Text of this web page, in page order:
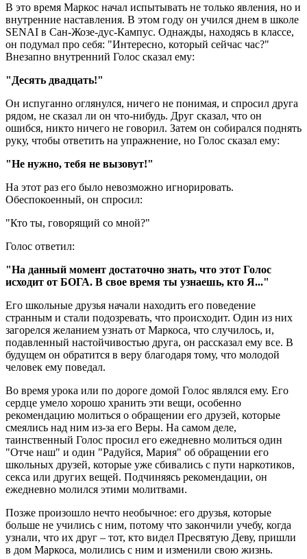
В это время Маркос начал испытывать не только явления, но и
внутренние наставления. В этом году он учился днем в школе
SENAI в Сан-Жозе-дус-Кампус. Однажды, находясь в классе,
он подумал про себя: "Интересно, который сейчас час?"
Внезапно внутренний Голос сказал ему:
"Десять двадцать!"
Он испуганно оглянулся, ничего не понимая, и спросил друга
рядом, не сказал ли он что-нибудь. Друг сказал, что он
ошибся, никто ничего не говорил. Затем он собирался поднять
руку, чтобы ответить на упражнение, но Голос сказал ему:
"Не нужно, тебя не вызовут!"
На этот раз его было невозможно игнорировать.
Обеспокоенный, он спросил:
"Кто ты, говорящий со мной?"
Голос ответил:
"На данный момент достаточно знать, что этот Голос
исходит от БОГА. В свое время ты узнаешь, кто Я..."
Его школьные друзья начали находить его поведение
странным и стали подозревать, что происходит. Один из них
загорелся желанием узнать от Маркоса, что случилось, и,
подавленный настойчивостью друга, он рассказал ему все. В
будущем он обратится в веру благодаря тому, что молодой
человек ему поведал.
Во время урока или по дороге домой Голос являлся ему. Его
сердце умело хорошо хранить эти вещи, особенно
рекомендацию молиться о обращении его друзей, которые
смеялись над ним из-за его Веры. На самом деле,
таинственный Голос просил его ежедневно молиться один
"Отче наш" и один "Радуйся, Мария" об обращении его
школьных друзей, которые уже сбивались с пути наркотиков,
секса или других вещей. Подчиняясь рекомендации, он
ежедневно молился этими молитвами.
Позже произошло нечто необычное: его друзья, которые
больше не учились с ним, потому что закончили учебу, когда
узнали, что их друг – тот, кто видел Пресвятую Деву, пришли
в дом Маркоса, молились с ним и изменили свою жизнь.